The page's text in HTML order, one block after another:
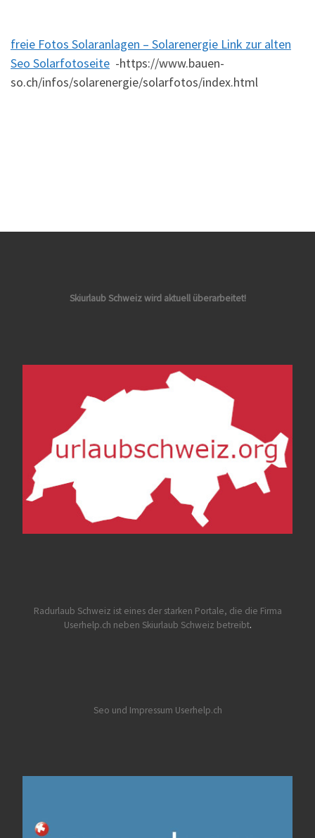
freie Fotos Solaranlagen – Solarenergie Link zur alten
Seo Solarfotoseite -https://www.bauen-
so.ch/infos/solarenergie/solarfotos/index.html
Skiurlaub Schweiz wird aktuell überarbeitet!
Radurlaub Schweiz ist eines der starken Portale, die die Firma
Userhelp.ch neben Skiurlaub Schweiz betreibt.
Seo und Impressum Userhelp.ch